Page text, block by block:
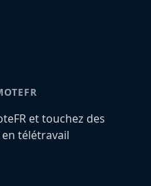
et touchez des
télétravail